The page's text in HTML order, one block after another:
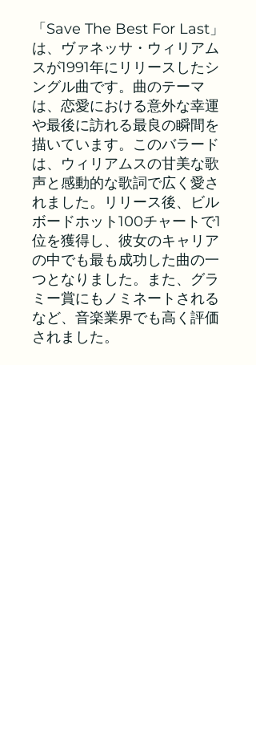
「Save The Best For Last」
は、ヴァネッサ・ウィリアム
スが1991年にリリースしたシ
ングル曲です。曲のテーマ
は、恋愛における意外な幸運
や最後に訪れる最良の瞬間を
描いています。このバラード
は、ウィリアムスの甘美な歌
声と感動的な歌詞で広く愛さ
れました。リリース後、ビル
ボードホット100チャートで1
位を獲得し、彼女のキャリア
の中でも最も成功した曲の一
つとなりました。また、グラ
ミー賞にもノミネートされる
など、音楽業界でも高く評価
されました。